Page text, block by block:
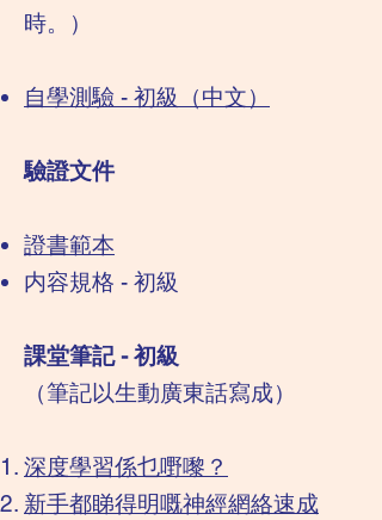
時。）
自學測驗 - 初級（中文）
​驗證文件
證書範本
内容規格 - 初級
課堂筆記 - 初級
​（筆記以生動廣東話寫成）
​深度學習係乜嘢嚟？
新手都睇得明嘅神經網絡速成